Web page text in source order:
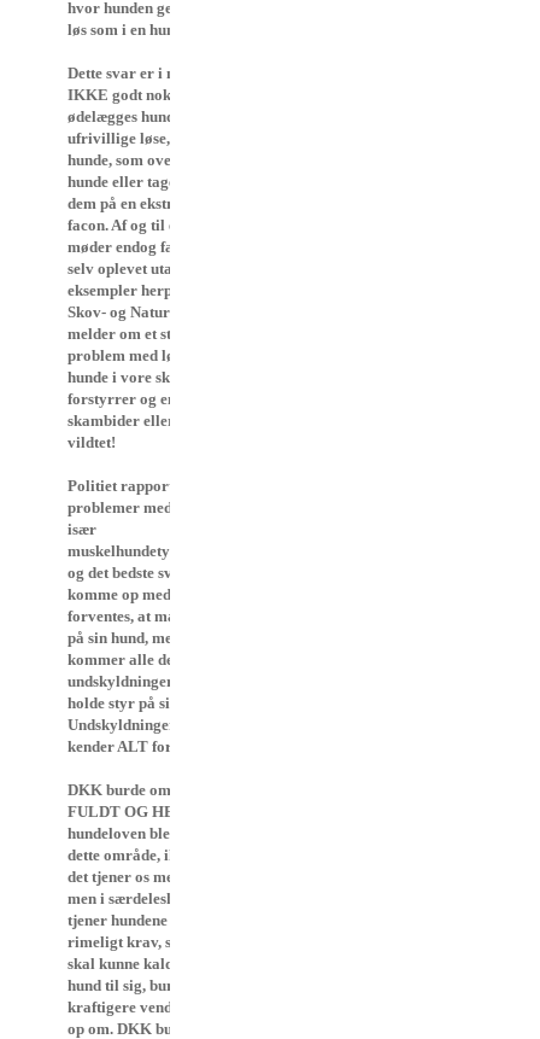
hvor hunden gerne må være
løs som i en hundeskov.”
Dette svar er i mine øjne
IKKE godt nok! Hver dag
ødelægges hunde psykisk pga.
ufrivillige løse, ustyrlige
hunde, som overfalder andre
hunde eller tager kontakt til
dem på en ekstrem voldsom
facon. Af og til ender disse
møder endog fatalt! Jeg har
selv oplevet utallige
eksempler herpå.
Skov- og Naturstyrrelsen
melder om et stadig stigende
problem med løse, ustyrlige
hunde i vore skove, som
forstyrrer og endog
skambider eller ihjelslår
vildtet!
Politiet rapporterer om
problemer med løse hunde af
især
muskelhundetyperne,................
og det bedste svar DKK kan
komme op med er, at ”det
forventes, at man holder styr
på sin hund, men ..... (og så
kommer alle de gode
undskyldninger for IKKE at
holde styr på sin hund.
Undskyldninger, som vi kun
kender ALT for godt” !)
DKK burde om nogen gå
FULDT OG HELT ind for, at
hundeloven blev overholdt på
dette område, ikke bare fordi
det tjener os mennesker bedst,
men i særdeleshed fordi det
tjener hundene bedst! Et så
rimeligt krav, som at man
skal kunne kalde sin løse
hund til sig, burde der i langt
kraftigere vendinger støttes
op om. DKK burde i svaret